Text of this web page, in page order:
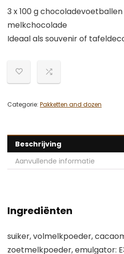
3 x 100 g
melkchocolade
Ideaal als souvenir of
Categorie: Pakketten and dozen
Beschrijving
Aanvullende informatie
Ingrediënten
suiker, volmelkpoeder,
zoetmelkpoeder, emulgator: